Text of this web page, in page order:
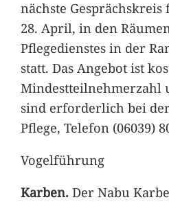
nächste
28. April, in den
Pflegedienstes in der
statt. Das Angebot ist
Mindestteilnehmerzahl
sind erforderlich bei
Pflege, Telefon (06039)
Vogelführung
Karben.Der Nabu